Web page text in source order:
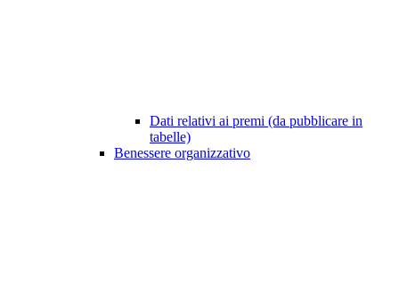
Dati relativi ai premi (da pubblicare in
tabelle)
Benessere organizzativo